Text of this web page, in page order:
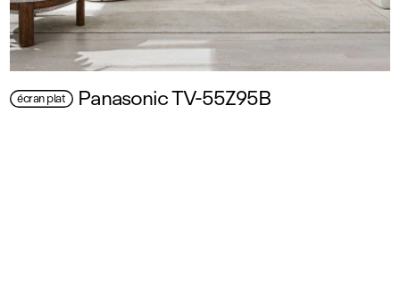
écran plat Panasonic TV‑55Z95B